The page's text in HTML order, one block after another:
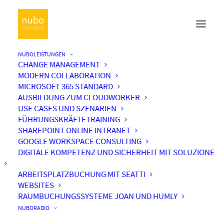
NUBOLEISTUNGEN
CHANGE MANAGEMENT
MODERN COLLABORATION
MICROSOFT 365 STANDARD
AUSBILDUNG ZUM CLOUDWORKER
USE CASES UND SZENARIEN
FÜHRUNGSKRÄFTETRAINING
SHAREPOINT ONLINE INTRANET
GOOGLE WORKSPACE CONSULTING
DIGITALE KOMPETENZ UND SICHERHEIT MIT SOLUZIONE
ARBEITSPLATZBUCHUNG MIT SEATTI
WEBSITES
RAUMBUCHUNGSSYSTEME JOAN UND HUMLY
NUBORADIO